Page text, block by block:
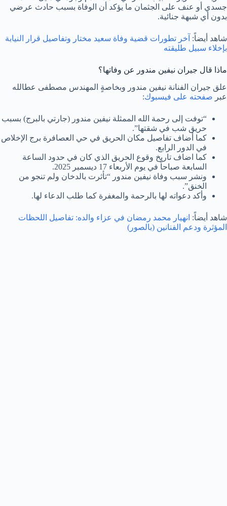
جسدي أو عنف على الجثمان ما يؤكد أن الوفاة بسبب حادث عرضي
بدون أي شبهة جنائية.
شاهد أيضاً: آخر تطورات قضية وفاة سعيد مختار وتفاصيل قرار النيابة
بإخلاء سبيل طليقته
ماذا قال جيران نيفين مندور عن وفاتها؟
علق جيران الفنانة نيفين مندور وبخاصةٍ المهندس مصطفى عطالله
عبر صفحته على فيسبوك:
“توفت إلى رحمة الله الممثلة نيفين مندور (جارتي بالبرج) بسبب
حريق شب في شقتها”.
كما أضاف تفاصيل مكان الحريق في حي العصافرة برج الإخلاص
في الدور الرابع.
كما اضاف تاريخ وقوع الحريق الذي كان في حدود الساعة
السابعة صباحاً في يوم الأربعاء 17 ديسمبر 2025.
ونشر سبب وفاة نيفين مندور “تأثرت بالدخان ولم تنجو من
الخنق”.
وأكد دعواته لها بالرحمة والمغفرة كما طلب الدعاء لها.
شاهد أيضاً: انهيار محمد رمضان في عزاء والده: تفاصيل اللحظات
المؤثرة ودعم الفنانين (بالصور)